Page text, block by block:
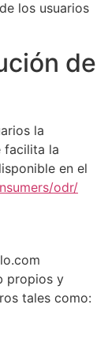
los usuarios
de
la
facilita la
en el
odr/
propios y
tales como: